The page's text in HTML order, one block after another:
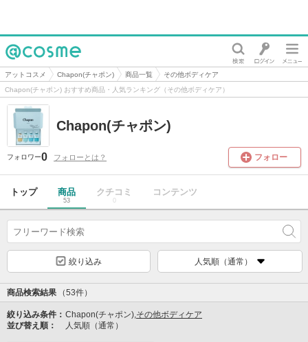
@cosme
アットコスメ Chapon(チャポン) 商品一覧
その他ボディケア
Chapon(チャポン) おすすめ商品・人気ランキング（その他ボディケア）
Chapon(チャポン)
フォロワー0 フォローとは？ フォロー
トップ 商品
53
クチコミ
0
コンテンツ
絞り込み 人気順（通常）
商品検索結果 （53件）
絞り込み条件： Chapon(チャポン),その他ボディケア
並び替え順：
人気順（通常）